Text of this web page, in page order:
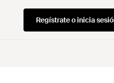
Regístrate o inicia